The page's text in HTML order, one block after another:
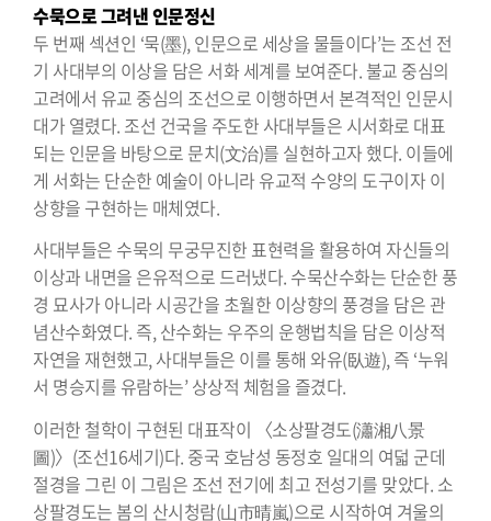
수묵으로 그려낸 인문정신
두 번째 섹션인 ‘묵(墨), 인문으로 세상을 물들이다’는 조선 전
기 사대부의 이상을 담은 서화 세계를 보여준다. 불교 중심의
고려에서 유교 중심의 조선으로 이행하면서 본격적인 인문시
대가 열렸다. 조선 건국을 주도한 사대부들은 시서화로 대표
되는 인문을 바탕으로 문치(文治)를 실현하고자 했다. 이들에
게 서화는 단순한 예술이 아니라 유교적 수양의 도구이자 이
상향을 구현하는 매체였다.
사대부들은 수묵의 무궁무진한 표현력을 활용하여 자신들의
이상과 내면을 은유적으로 드러냈다. 수묵산수화는 단순한 풍
경 묘사가 아니라 시공간을 초월한 이상향의 풍경을 담은 관
념산수화였다. 즉, 산수화는 우주의 운행법칙을 담은 이상적
자연을 재현했고, 사대부들은 이를 통해 와유(臥遊), 즉 ‘누워
서 명승지를 유람하는’ 상상적 체험을 즐겼다.
이러한 철학이 구현된 대표작이 〈소상팔경도(瀟湘八景
圖)〉(조선16세기)다. 중국 호남성 동정호 일대의 여덟 군데
절경을 그린 이 그림은 조선 전기에 최고 전성기를 맞았다. 소
상팔경도는 봄의 산시청람(山市晴嵐)으로 시작하여 겨울의